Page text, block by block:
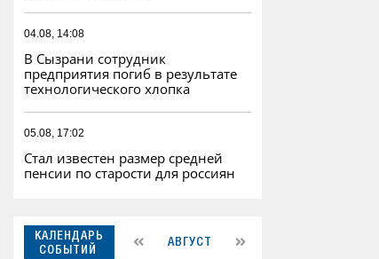
04.08, 14:08
В Сызрани сотрудник
предприятия погиб в результате
технологического хлопка
05.08, 17:02
Стал известен размер средней
пенсии по старости для россиян
КАЛЕНДАРЬ
СОБЫТИЙ
АВГУСТ